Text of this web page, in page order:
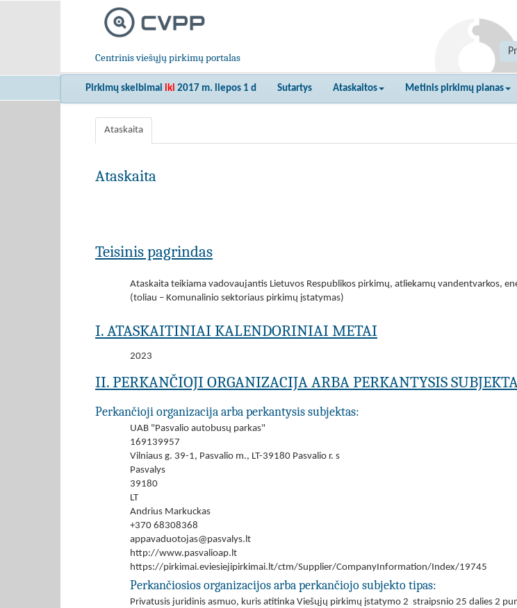
Centrinis viešųjų pirkimų portalas
Pirkimų skelbimai iki 2017 m. liepos 1 d Sutartys Ataskaitos Metinis pirkimų planas
Ataskaita
Ataskaita
Teisinis pagrindas
Ataskaita teikiama vadovaujantis Lietuvos Respublikos pirkimų, atliekamų vandentvarkos,
(toliau – Komunalinio sektoriaus pirkimų įstatymas)
I. ATASKAITINIAI KALENDORINIAI METAI
2023
II. PERKANČIOJI ORGANIZACIJA ARBA PERKANTYSIS
Perkančioji organizacija arba perkantysis subjektas:
UAB "Pasvalio autobusų parkas"
169139957
Vilniaus g. 39-1, Pasvalio m., LT-39180 Pasvalio r. s
Pasvalys
39180
LT
Andrius Markuckas
+370 68308368
appavaduotojas@pasvalys.lt
http://www.pasvalioap.lt
https://pirkimai.eviesiejipirkimai.lt/ctm/Supplier/CompanyInformation/Index/19745
Perkančiosios organizacijos arba perkančiojo subjekto tipas:
Privatusis juridinis asmuo, kuris atitinka Viešųjų pirkimų įstatymo 2 straipsnio 25 dalies 2